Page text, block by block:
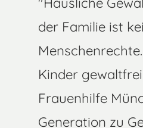
der Familie ist
Kinder
Frauenhilfe
Generation zu